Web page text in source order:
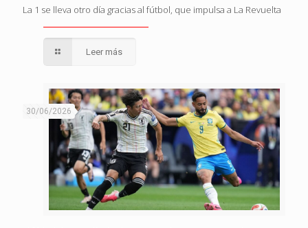
La 1 se lleva otro día gracias al fútbol, que impulsa a La Revuelta
Leer más
30/06/2026